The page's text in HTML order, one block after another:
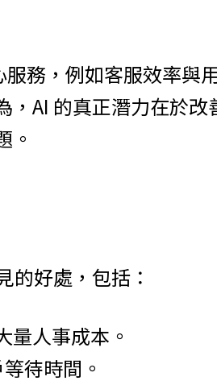
務，例如客服效率與
AI 的真正潛力在於改
。
的好處，包括：
量人事成本。
待時間。